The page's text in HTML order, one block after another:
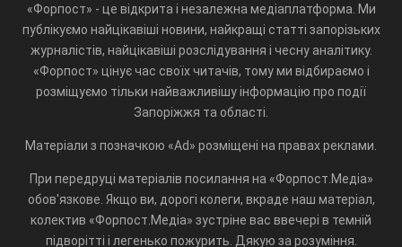
«Форпост» - це відкрита і незалежна медіаплатформа. Ми
публікуємо найцікавіші новини, найкращі статті запорізьких
журналістів, найцікавіші розслідування і чесну аналітику.
«Форпост» цінує час своїх читачів, тому ми відбираємо і
розміщуємо тільки найважливішу інформацію про події
Запоріжжя та області.
Матеріали з позначкою «Ad» розміщені на правах реклами.
При передруці матеріалів посилання на «Форпост.Медіа»
обов'язкове. Якщо ви, дорогі колеги, вкраде наш матеріал,
колектив «Форпост.Медіа» зустріне вас ввечері в темній
підворітті і легенько пожурить. Дякую за розуміння.